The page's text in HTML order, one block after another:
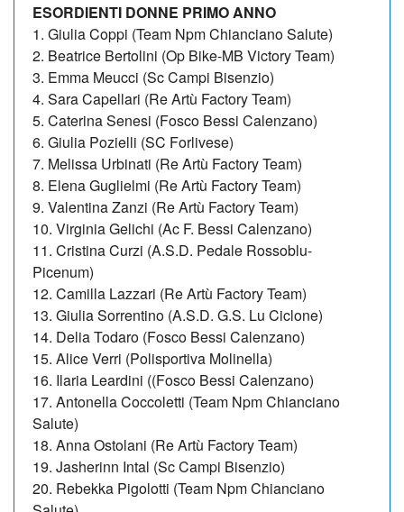
ESORDIENTI DONNE PRIMO ANNO
1. Giulia Coppi (Team Npm Chianciano Salute)
2. Beatrice Bertolini (Op Bike-MB Victory Team)
3. Emma Meucci (Sc Campi Bisenzio)
4. Sara Capellari (Re Artù Factory Team)
5. Caterina Senesi (Fosco Bessi Calenzano)
6. Giulia Pozielli (SC Forlivese)
7. Melissa Urbinati (Re Artù Factory Team)
8. Elena Guglielmi (Re Artù Factory Team)
9. Valentina Zanzi (Re Artù Factory Team)
10. Virginia Gelichi (Ac F. Bessi Calenzano)
11. Cristina Curzi (A.S.D. Pedale Rossoblu-
Picenum)
12. Camilla Lazzari (Re Artù Factory Team)
13. Giulia Sorrentino (A.S.D. G.S. Lu Ciclone)
14. Delia Todaro (Fosco Bessi Calenzano)
15. Alice Verri (Polisportiva Molinella)
16. Ilaria Leardini ((Fosco Bessi Calenzano)
17. Antonella Coccoletti (Team Npm Chianciano
Salute)
18. Anna Ostolani (Re Artù Factory Team)
19. Jasherinn Intal (Sc Campi Bisenzio)
20. Rebekka Pigolotti (Team Npm Chianciano